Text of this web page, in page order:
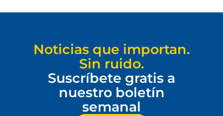
Noticias que importan.
Sin ruido.
Suscríbete gratis a
nuestro boletín
semanal